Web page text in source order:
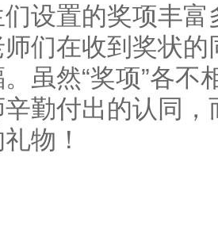
设置的奖项丰富
们在收到奖状
虽然“奖项”各不
勤付出的认同
物！